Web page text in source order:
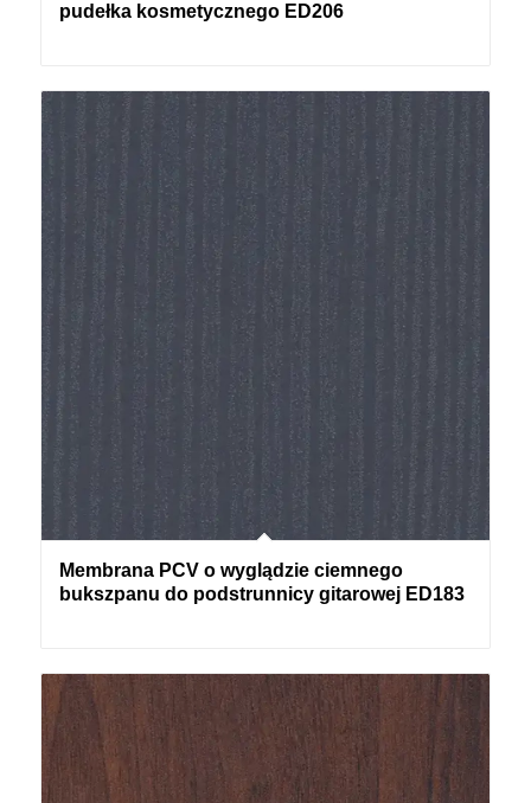
pudełka kosmetycznego ED206
Membrana PCV o wyglądzie ciemnego
bukszpanu do podstrunnicy gitarowej ED183